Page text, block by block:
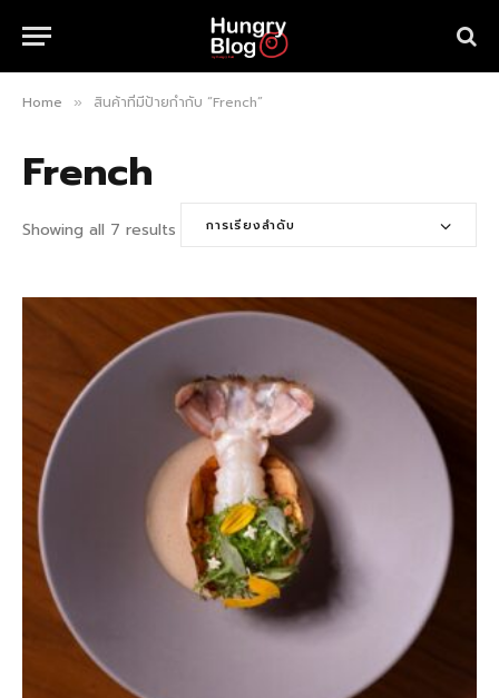
Home » สินค้าที่มีป้ายกำกับ “French”
French
Showing all 7 results การเรียงลำดับ